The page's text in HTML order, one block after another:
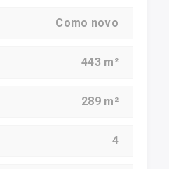
Como novo
443 m²
289 m²
4